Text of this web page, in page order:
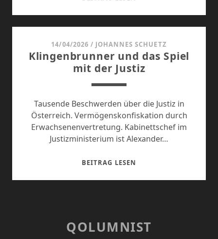
AUF
DIE
PRESSEFREIHEIT
14/04/2026 / JOHANNES SCHUETZ
Klingenbrunner und das Spiel
mit der Justiz
Tausende Beschwerden über die Justiz in
Österreich. Vermögenskonfiskation durch
Erwachsenenvertretung. Kabinettschef im
Justizministerium ist Alexander…
BEITRAG LESEN
JUSTIZ
QOLUMNIST